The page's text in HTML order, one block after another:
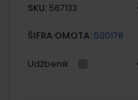
SKU: 567133
ŠIFRA OMOTA: 500178
Udžbenik